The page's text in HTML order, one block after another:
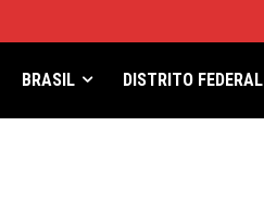
BRASIL DISTRITO FEDERAL